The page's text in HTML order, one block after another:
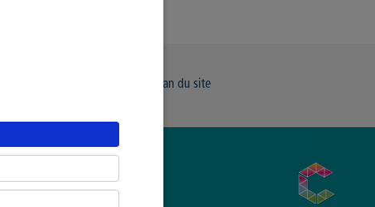
Plan du site